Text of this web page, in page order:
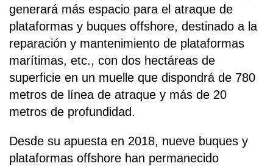
generará más espacio para el atraque de
plataformas y buques offshore, destinado a la
reparación y mantenimiento de plataformas
marítimas, etc., con dos hectáreas de
superficie en un muelle que dispondrá de 780
metros de línea de atraque y más de 20
metros de profundidad.
Desde su apuesta en 2018, nueve buques y
plataformas offshore han permanecido